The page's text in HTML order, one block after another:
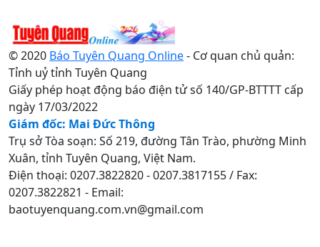
© 2020 Báo Tuyên Quang Online- Cơ quan chủ quản:
Tỉnh uỷ tỉnh Tuyên Quang
Giấy phép hoạt động báo điện tử số 140/GP-BTTTT cấp
ngày 17/03/2022
Giám đốc: Mai Đức Thông
Trụ sở Tòa soạn: Số 219, đường Tân Trào, phường Minh
Xuân, tỉnh Tuyên Quang, Việt Nam.
Điện thoại: 0207.3822820 - 0207.3817155 / Fax:
0207.3822821 - Email:
baotuyenquang.com.vn@gmail.com